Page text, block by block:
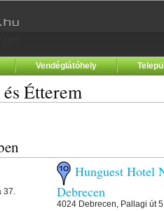
Vendéglátóhely
Étterem
37.
Hunguest Hotel
Debrecen
4024 Debrecen, Pallagi út 5